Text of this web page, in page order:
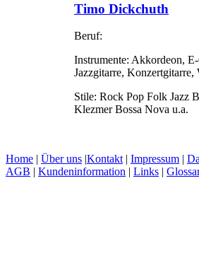
Timo Dickchuth
Beruf:
Instrumente: Akkordeon,
Jazzgitarre, Konzertgitarre,
Stile: Rock Pop Folk Jazz
Klezmer Bossa Nova u.a.
Home | Über uns |Kontakt | Impressum |
AGB | Kundeninformation | Links |